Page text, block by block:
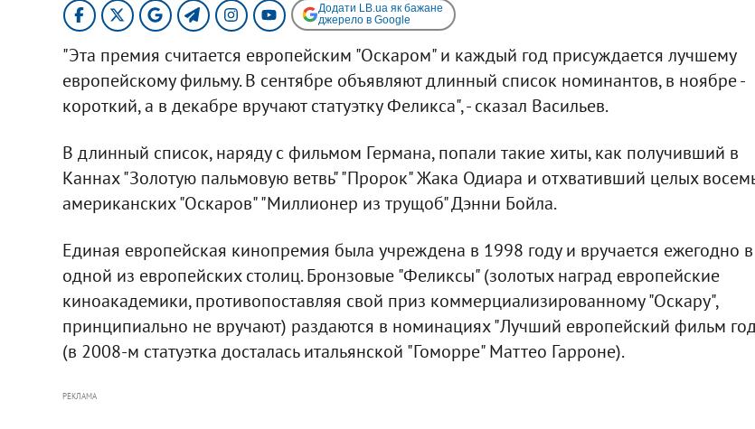
Додати LB.ua як бажане
джерело в Google
"Эта премия считается европейским "Оскаром" и каждый год присуждается лучшему
европейскому фильму. В сентябре объявляют длинный список номинантов, в ноябре -
короткий, а в декабре вручают статуэтку Феликса", - сказал Васильев.
В длинный список, наряду с фильмом Германа, попали такие хиты, как получивший в
Каннах "Золотую пальмовую ветвь" "Пророк" Жака Одиара и отхвативший целых
американских "Оскаров" "Миллионер из трущоб" Дэнни Бойла.
Единая европейская кинопремия была учреждена в 1998 году и вручается ежегодно в
одной из европейских столиц. Бронзовые "Феликсы" (золотых наград европейские
киноакадемики, противопоставляя свой приз коммерциализированному "Оскару",
принципиально не вручают) раздаются в номинациях "Лучший европейский фильм
(в 2008-м статуэтка досталась итальянской "Гоморре" Маттео Гарроне).
РЕКЛАМА